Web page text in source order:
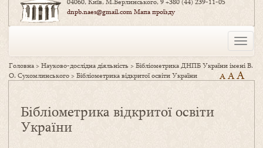
dnpb.naes@gmail.comМапа проїзду
Toggle
Головна >Науково-дослідна діяльність >Бібліометрика ДНПБ України імені В.
О. Сухомлинського >Бібліометрика відкритої освіти України A AA
Бібліометрика відкритої освіти
України